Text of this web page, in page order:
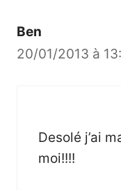
Ben
20/01/2013 à
Desolé j’ai
moi!!!!